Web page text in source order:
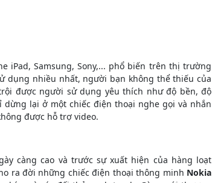
iPad, Samsung, Sony,... phổ biến trên thị trường
dụng nhiều nhất, người bạn không thể thiếu của
được người sử dụng yêu thích như độ bền, độ
lại ở một chiếc điện thoại nghe gọi và nhắn
được hỗ trợ video.
càng cao và trước sự xuất hiện của hàng loạt
ra đời những chiếc điện thoại thông minh Nokia